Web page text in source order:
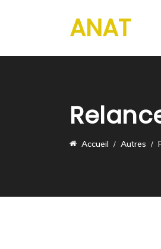
ANAT
Accueil Autres